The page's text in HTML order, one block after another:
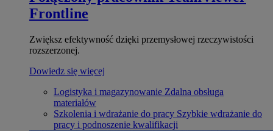
Frontline
Zwiększ efektywność dzięki przemysłowej rzeczywistości
rozszerzonej.
Dowiedz się więcej
Logistyka i magazynowanie Zdalna obsługa
materiałów
Szkolenia i wdrażanie do pracy Szybkie wdrażanie do
pracy i podnoszenie kwalifikacji